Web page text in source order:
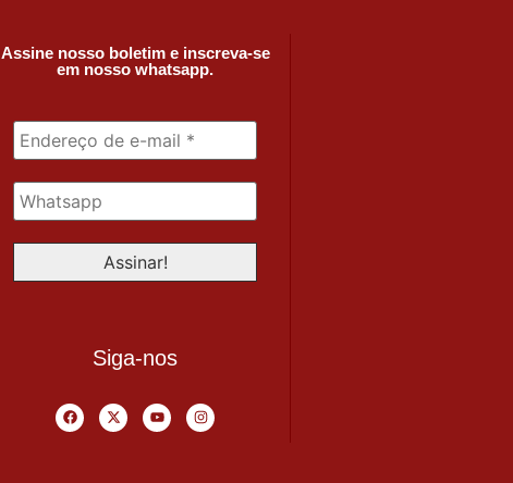
Assine nosso boletim e inscreva-se
em nosso whatsapp.
Siga-nos